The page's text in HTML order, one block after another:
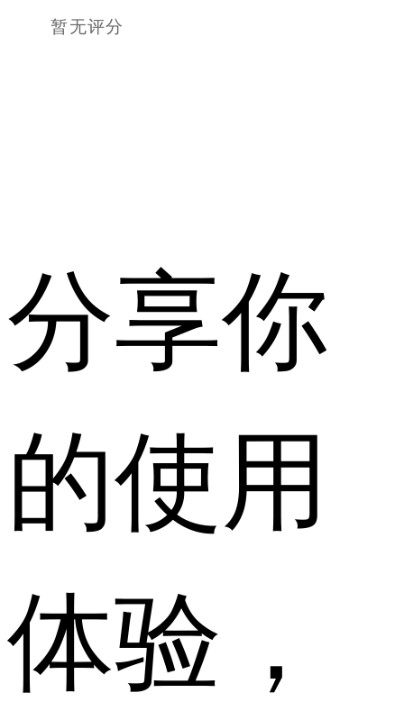
暂无评分
分享你
的使用
体验，